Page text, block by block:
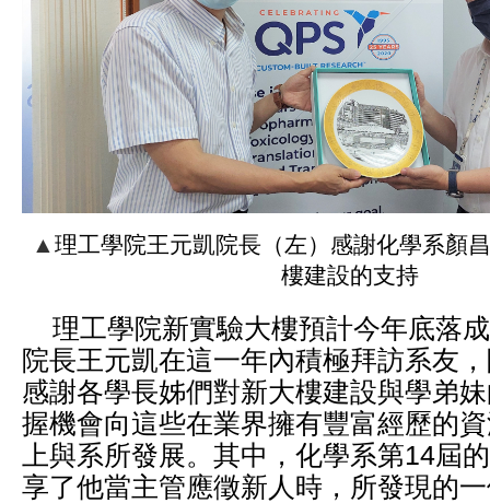
▲ 理工學院王元凱院長（左）感謝化學系顏
樓建設的支持
理工學院新實驗大樓預計今年底落
院長王元凱在這一年內積極拜訪系友
感謝各學長姊們對新大樓建設與學弟
握機會向這些在業界擁有豐富經歷的
上與系所發展。其中，化學系第14屆
享了他當主管應徵新人時，所發現的